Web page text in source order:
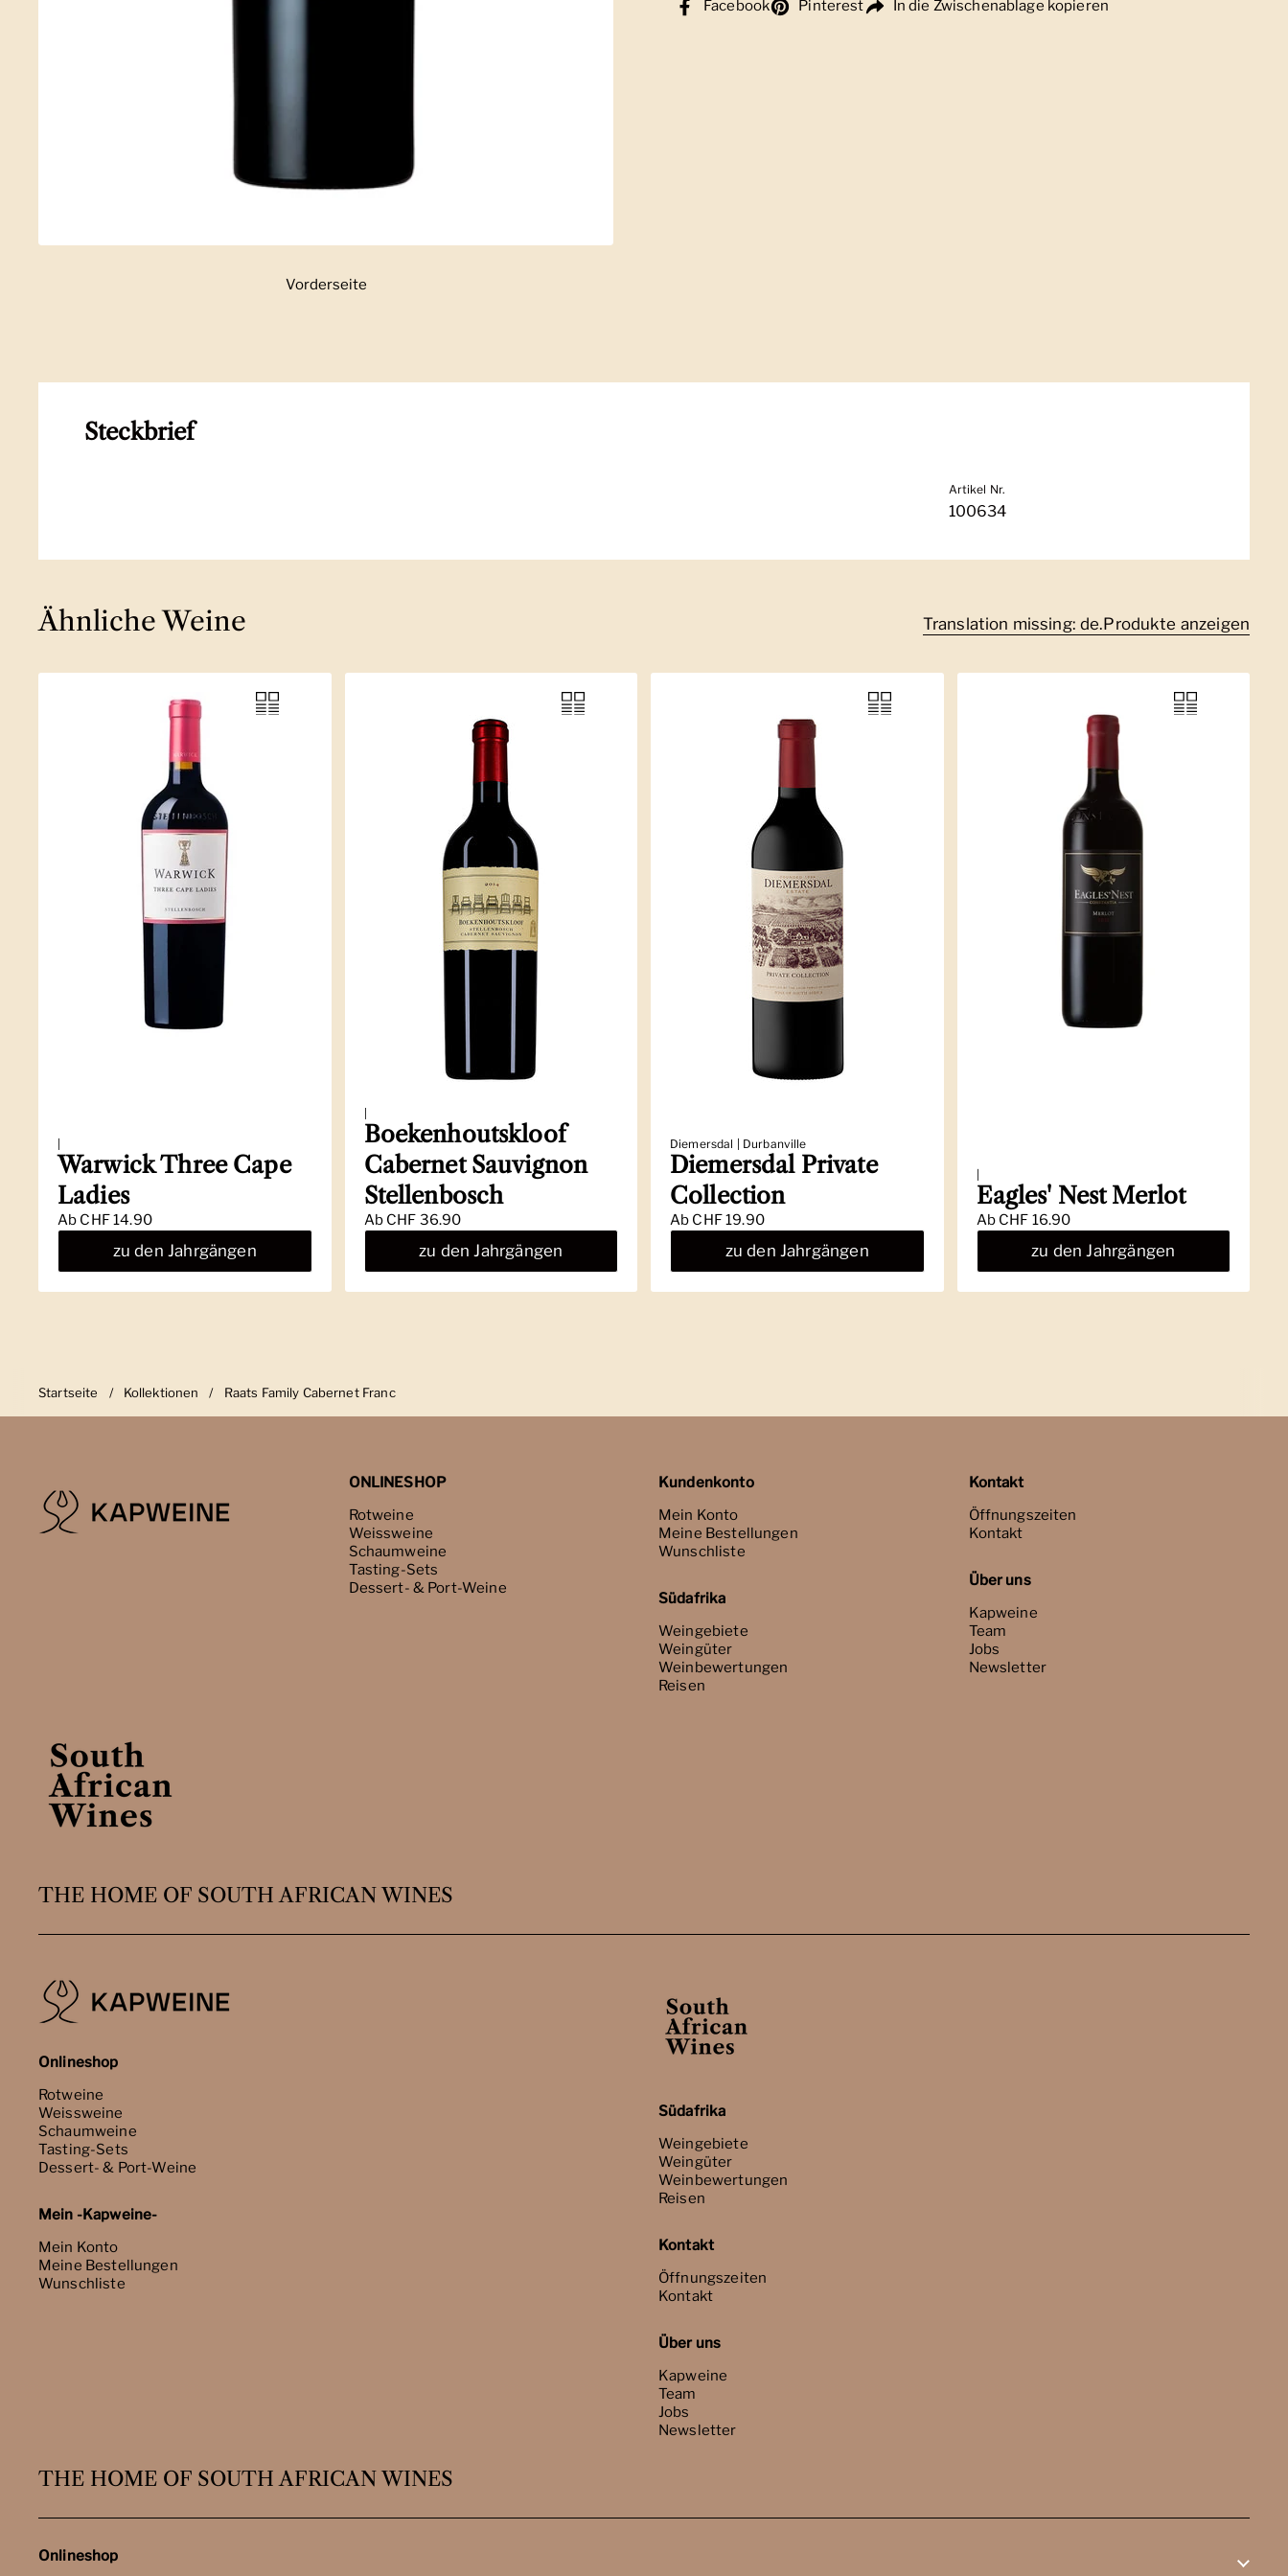
Zeige Folie 1
Vorderseite
Facebook Pinterest In die Zwischenablage kopieren
Steckbrief
Artikel Nr.
100634
Ähnliche Weine Translation missing: de.Produkte anzeigen
Warwick Three Cape
Ladies
Ab CHF 14.90
zu den Jahrgängen
Boekenhoutskloof
Cabernet Sauvignon
Stellenbosch
Ab CHF 36.90
zu den Jahrgängen
Diemersdal | Durbanville
Diemersdal Private
Collection
Ab CHF 19.90
zu den Jahrgängen
Eagles' Nest Merlot
Ab CHF 16.90
zu den Jahrgängen
Startseite / Kollektionen / Raats Family Cabernet Franc
ONLINESHOP
Rotweine
Weissweine
Schaumweine
Tasting-Sets
Dessert- & Port-Weine
Kundenkonto
Mein Konto
Meine Bestellungen
Wunschliste
Südafrika
Weingebiete
Weingüter
Weinbewertungen
Reisen
Kontakt
Öffnungszeiten
Kontakt
Über uns
Kapweine
Team
Jobs
Newsletter
THE HOME OF SOUTH AFRICAN WINES
Onlineshop
Rotweine
Weissweine
Schaumweine
Tasting-Sets
Dessert- & Port-Weine
Mein -Kapweine-
Mein Konto
Meine Bestellungen
Wunschliste
Südafrika
Weingebiete
Weingüter
Weinbewertungen
Reisen
Kontakt
Öffnungszeiten
Kontakt
Über uns
Kapweine
Team
Jobs
Newsletter
THE HOME OF SOUTH AFRICAN WINES
Onlineshop